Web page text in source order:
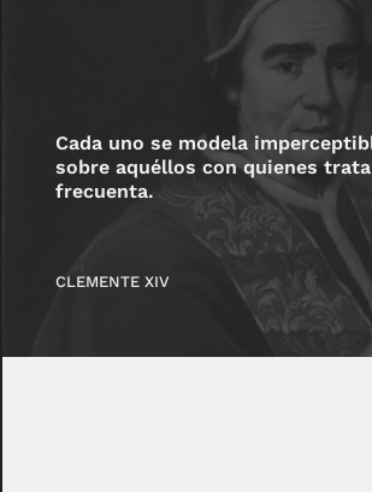
Cada uno se modela
sobre aquéllos con quienes
frecuenta.
CLEMENTE XIV